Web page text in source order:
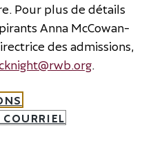
Pour plus de détails
Anna McCowan-
des admissions,